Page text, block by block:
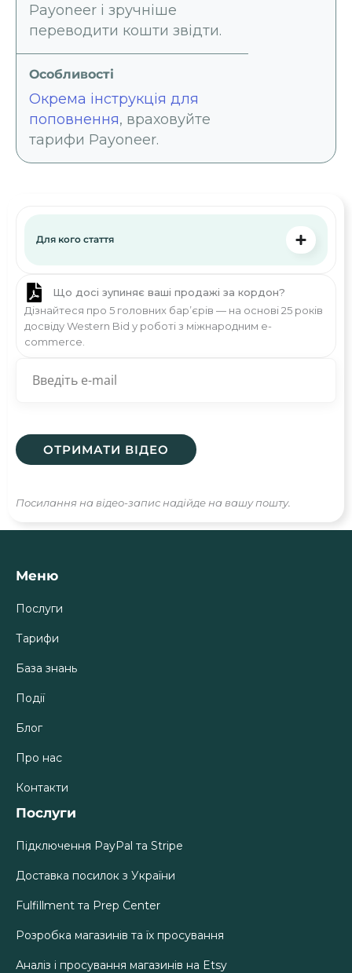
Payoneer і зручніше
переводити кошти звідти.
Окрема інструкція для
поповнення, враховуйте
тарифи Payoneer.
Для кого стаття
Що досі зупиняє ваші продажі за кордон?
Дізнайтеся про 5 головних бар’єрів — на основі 25 років
досвіду Western Bid у роботі з міжнародним e-
commerce.
Посилання на відео-запис надійде на вашу пошту.
Меню
Послуги
Тарифи
База знань
Події
Блог
Про нас
Контакти
Послуги
Підключення PayPal та Stripe
Доставка посилок з України
Fulfillment та Prep Center
Розробка магазинів та їх просування
Аналіз і просування магазинів на Etsy